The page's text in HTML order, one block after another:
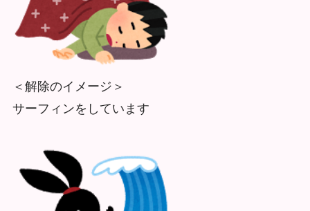
＜解除のイメージ＞
サーフィンをしています